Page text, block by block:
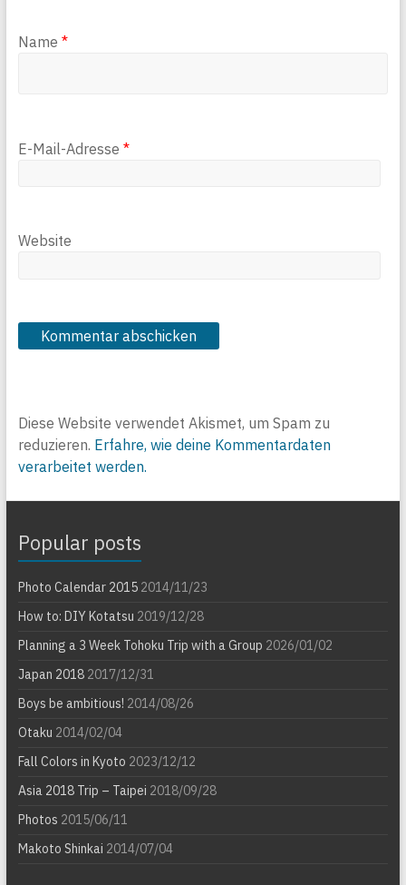
Name *
E-Mail-Adresse *
Website
Diese Website verwendet Akismet, um Spam zu
reduzieren. Erfahre, wie deine Kommentardaten
verarbeitet werden.
Popular posts
Photo Calendar 20152014/11/23
How to: DIY Kotatsu 2019/12/28
Planning a 3 Week Tohoku Trip with a Group 2026/01/02
Japan 20182017/12/31
Boys be ambitious! 2014/08/26
Otaku 2014/02/04
Fall Colors in Kyoto 2023/12/12
Asia 2018 Trip – Taipei 2018/09/28
Photos 2015/06/11
Makoto Shinkai 2014/07/04